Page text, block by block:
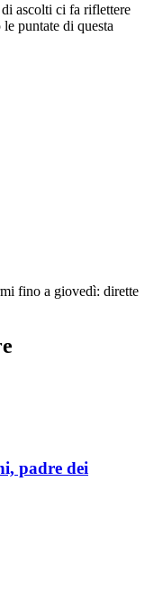
ascolti ci fa riflettere
puntate di questa
fino a giovedì: dirette
padre dei